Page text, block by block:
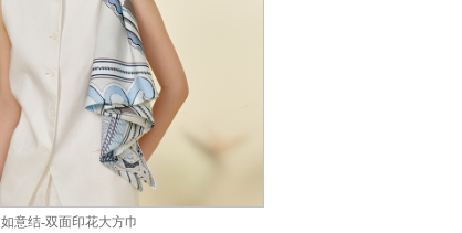
如意结-双面印花大方巾